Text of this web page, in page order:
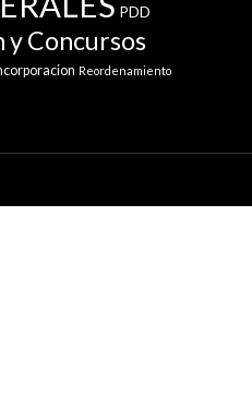
PDD
y Concursos
Reordenamiento